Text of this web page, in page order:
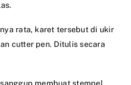
rata, karet tersebut di ukir
cutter pen. Ditulis secara